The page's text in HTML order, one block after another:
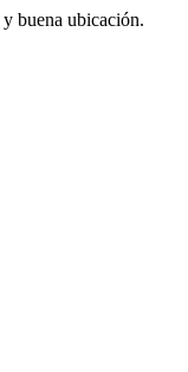
buena ubicación.